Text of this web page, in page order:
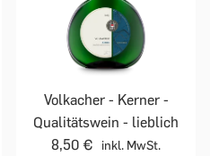
Volkacher - Kerner -
Qualitätswein - lieblich
8,50 €
inkl. MwSt.